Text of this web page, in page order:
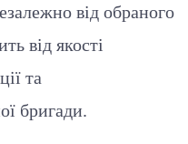
від обраного
від якості
та
бригади.